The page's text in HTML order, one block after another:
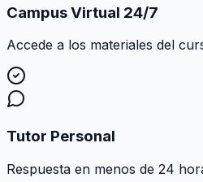
Campus Virtual 24/7
Accede a los materiales del
Tutor Personal
Respuesta en menos de 24